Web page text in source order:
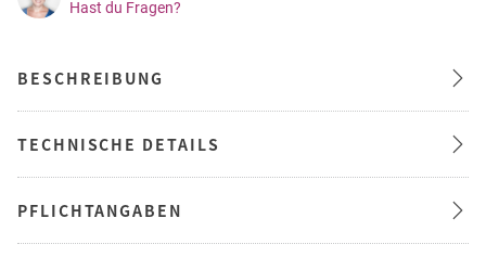
Hast du Fragen?
BESCHREIBUNG
TECHNISCHE DETAILS
PFLICHTANGABEN